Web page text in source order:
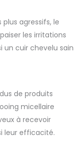
agressifs, le
les irritations
un cuir chevelu sain
de produits
micellaire
à recevoir
leur efficacité.